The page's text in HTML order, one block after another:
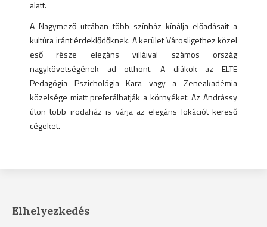
alatt.
A Nagymező utcában több színház kínálja előadásait a
kultúra iránt érdeklődőknek. A kerület Városligethez közel
eső része elegáns villáival számos ország
nagykövetségének ad otthont. A diákok az ELTE
Pedagógia Pszichológia Kara vagy a Zeneakadémia
közelsége miatt preferálhatják a környéket. Az Andrássy
úton több irodaház is várja az elegáns lokációt kereső
cégeket.
Elhelyezkedés